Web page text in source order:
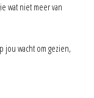
wat niet meer van
jou wacht om gezien,